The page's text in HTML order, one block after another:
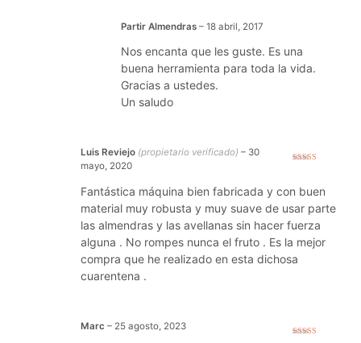
Partir Almendras – 18 abril, 2017
Nos encanta que les guste. Es una
buena herramienta para toda la vida.
Gracias a ustedes.
Un saludo
Luis Reviejo (propietario verificado) – 30
mayo, 2020
Fantástica máquina bien fabricada y con buen
material muy robusta y muy suave de usar parte
las almendras y las avellanas sin hacer fuerza
alguna . No rompes nunca el fruto . Es la mejor
compra que he realizado en esta dichosa
cuarentena .
Marc – 25 agosto, 2023